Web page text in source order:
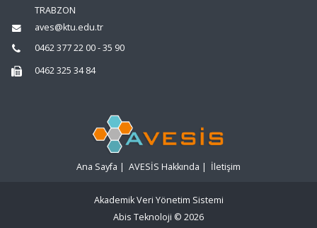
TRABZON
aves@ktu.edu.tr
0462 377 22 00 - 35 90
0462 325 34 84
Ana Sayfa | AVESİS Hakkında | İletişim
Akademik Veri Yönetim Sistemi
Abis Teknoloji © 2026